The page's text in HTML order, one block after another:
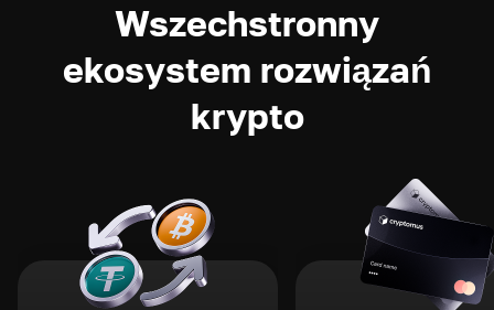
Wszechstronny
ekosystem rozwiązań
krypto